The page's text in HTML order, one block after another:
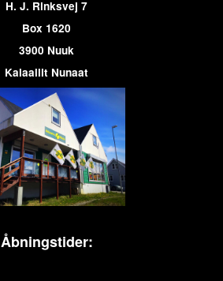
H. J. Rinksvej 7
Box 1620
3900 Nuuk
Kalaallit Nunaat
Åbningstider: